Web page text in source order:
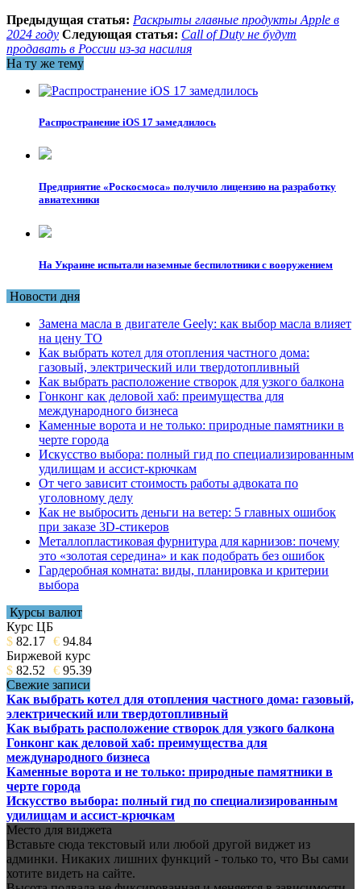
Предыдущая статья: Раскрыты главные продукты Apple в
2024 году Следующая статья: Call of Duty не будут
продавать в России из-за насилия
На ту же тему
Распространение iOS 17 замедлилось
Предприятие «Роскосмоса» получило лицензию на разработку
авиатехники
На Украине испытали наземные беспилотники с вооружением
Новости дня
Замена масла в двигателе Geely: как выбор масла влияет
на цену ТО
Как выбрать котел для отопления частного дома:
газовый, электрический или твердотопливный
Как выбрать расположение створок для узкого балкона
Гонконг как деловой хаб: преимущества для
международного бизнеса
Каменные ворота и не только: природные памятники в
черте города
Искусство выбора: полный гид по специализированным
удилищам и ассист-крючкам
От чего зависит стоимость работы адвоката по
уголовному делу
Как не выбросить деньги на ветер: 5 главных ошибок
при заказе 3D-стикеров
Металлопластиковая фурнитура для карнизов: почему
это «золотая середина» и как подобрать без ошибок
Гардеробная комната: виды, планировка и критерии
выбора
Курсы валют
Курс ЦБ
$ 82.17 € 94.84
Биржевой курс
$ 82.52 € 95.39
Свежие записи
Как выбрать котел для отопления частного дома: газовый,
электрический или твердотопливный
Как выбрать расположение створок для узкого балкона
Гонконг как деловой хаб: преимущества для
международного бизнеса
Каменные ворота и не только: природные памятники в
черте города
Искусство выбора: полный гид по специализированным
удилищам и ассист-крючкам
Место для виджета
Вставьте сюда текстовый или любой другой виджет из
админки. Никаких лишних функций - только то, что Вы сами
хотите видеть на сайте.